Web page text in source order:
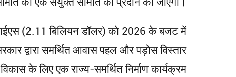
(2.11 बिलियन डॉलर) को 2026 के बजट में
द्वारा समर्थित आवास पहल और पड़ोस विस्तार
के लिए एक राज्य-समर्थित निर्माण कार्यक्रम